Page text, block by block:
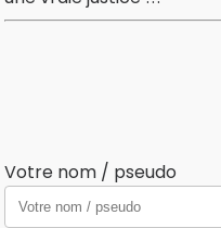
Votre nom / pseudo